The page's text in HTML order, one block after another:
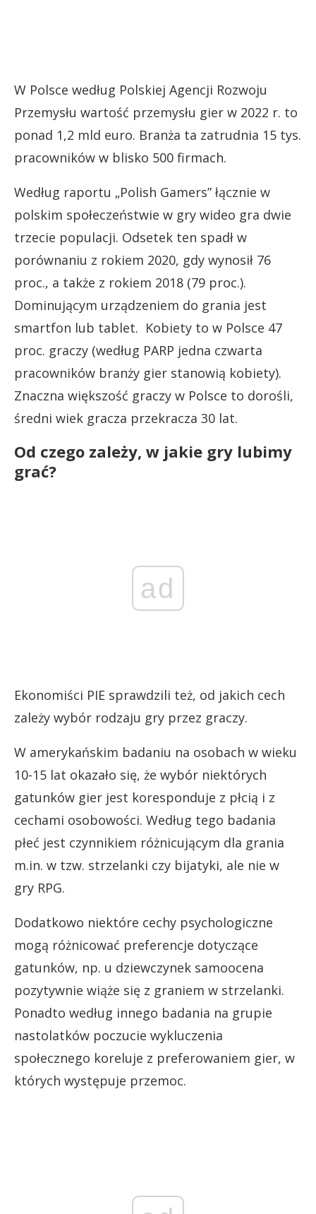
W Polsce według Polskiej Agencji Rozwoju
Przemysłu wartość przemysłu gier w 2022 r. to
ponad 1,2 mld euro. Branża ta zatrudnia 15 tys.
pracowników w blisko 500 firmach.
Według raportu „Polish Gamers” łącznie w
polskim społeczeństwie w gry wideo gra dwie
trzecie populacji. Odsetek ten spadł w
porównaniu z rokiem 2020, gdy wynosił 76
proc., a także z rokiem 2018 (79 proc.).
Dominującym urządzeniem do grania jest
smartfon lub tablet. Kobiety to w Polsce 47
proc. graczy (według PARP jedna czwarta
pracowników branży gier stanowią kobiety).
Znaczna większość graczy w Polsce to dorośli,
średni wiek gracza przekracza 30 lat.
Od czego zależy, w jakie gry lubimy
grać?
ad
Ekonomiści PIE sprawdzili też, od jakich cech
zależy wybór rodzaju gry przez graczy.
W amerykańskim badaniu na osobach w wieku
10-15 lat okazało się, że wybór niektórych
gatunków gier jest koresponduje z płcią i z
cechami osobowości. Według tego badania
płeć jest czynnikiem różnicującym dla grania
m.in. w tzw. strzelanki czy bijatyki, ale nie w
gry RPG.
Dodatkowo niektóre cechy psychologiczne
mogą różnicować preferencje dotyczące
gatunków, np. u dziewczynek samoocena
pozytywnie wiąże się z graniem w strzelanki.
Ponadto według innego badania na grupie
nastolatków poczucie wykluczenia
społecznego koreluje z preferowaniem gier, w
których występuje przemoc.